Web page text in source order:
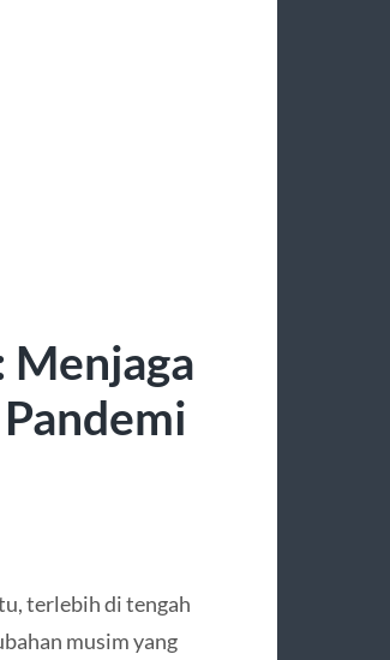
Menjaga
terlebih di tengah
musim yang